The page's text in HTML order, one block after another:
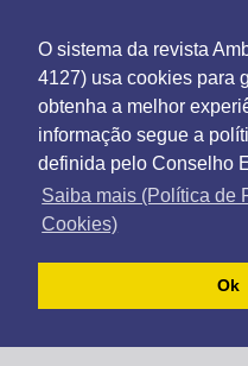
O sistema da revista
4127) usa cookies para
obtenha a melhor
informação segue a
definida pelo Conselho
Saiba mais (Política de
Cookies)
Ok